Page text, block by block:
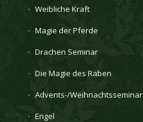
Weibliche Kraft
Magie der Pferde
Drachen Seminar
Die Magie des Raben
Advents-/Weihnachtsseminar
Engel